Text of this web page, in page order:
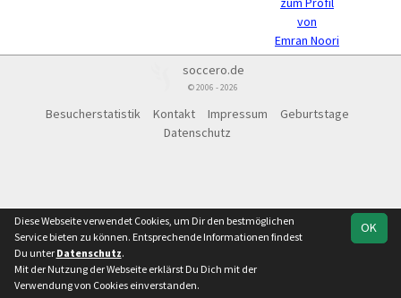
von
Emran Noori
soccero.de
© 2006 - 2026
Besucherstatistik Kontakt Impressum
Geburtstage
Datenschutz
OK
Diese Webseite verwendet Cookies, um Dir den bestmöglichen
Service bieten zu können. Entsprechende Informationen findest
Du unter Datenschutz.
Mit der Nutzung der Webseite erklärst Du Dich mit der
Verwendung von Cookies einverstanden.